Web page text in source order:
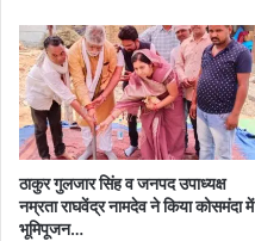
ठाकुर गुलजार सिंह व जनपद उपाध्यक्ष
नम्रता राघवेंद्र नामदेव ने किया कोसमंदा में
भूमिपूजन…